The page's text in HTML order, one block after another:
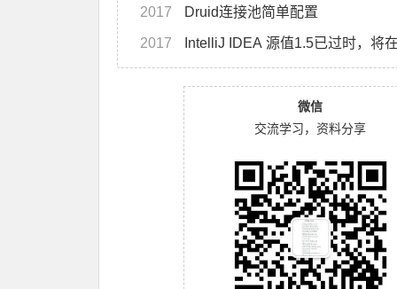
2017 Druid连接池简单配置
2017 IntelliJ IDEA 源值1.5已过时，将
微信
交流学习，资料分享